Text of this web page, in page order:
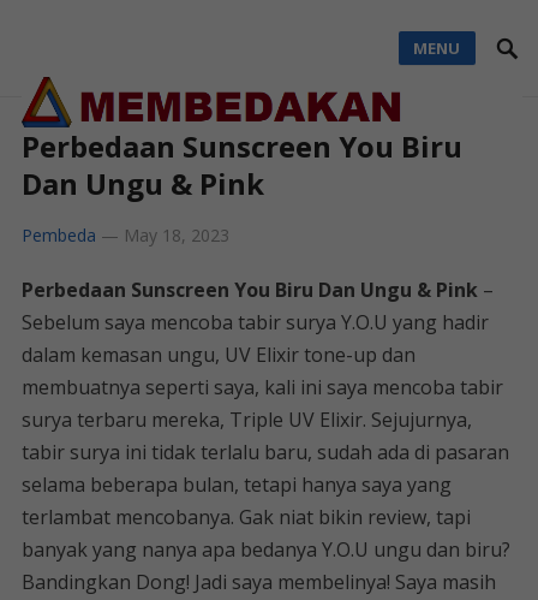
MENU
Perbedaan Sunscreen You Biru
Dan Ungu & Pink
Pembeda — May 18, 2023
Perbedaan Sunscreen You Biru Dan Ungu & Pink–
Sebelum saya mencoba tabir surya Y.O.U yang hadir
dalam kemasan ungu, UV Elixir tone-up dan
membuatnya seperti saya, kali ini saya mencoba tabir
surya terbaru mereka, Triple UV Elixir. Sejujurnya,
tabir surya ini tidak terlalu baru, sudah ada di pasaran
selama beberapa bulan, tetapi hanya saya yang
terlambat mencobanya. Gak niat bikin review, tapi
banyak yang nanya apa bedanya Y.O.U ungu dan biru?
Bandingkan Dong! Jadi saya membelinya! Saya masih